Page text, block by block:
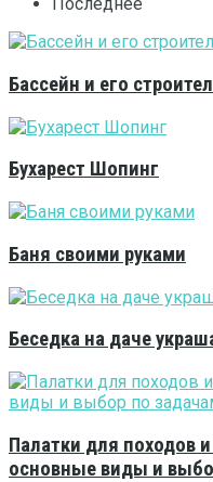
Последнее
Бассейн и его
Бухарест Шопинг
Баня своими руками
Беседка на даче
Палатки для походов
основные виды и